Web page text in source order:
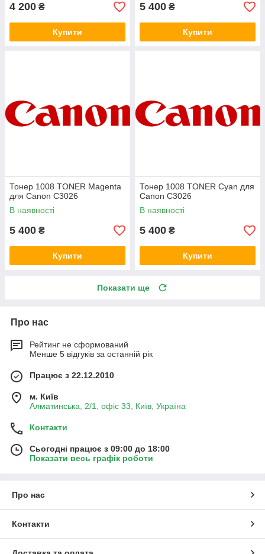
4 200 ₴
Купити
5 400 ₴
Купити
Тонер 1008 TONER Magenta
для Canon C3026
В наявності
5 400 ₴
Купити
Тонер 1008 TONER Cyan для
Canon C3026
В наявності
5 400 ₴
Купити
Показати ще
Про нас
Рейтинг не сформований
Менше 5 відгуків за останній рік
Працює з 22.12.2010
м. Київ
Алматинська, 2/1, офіс 33, Київ, Україна
Контакти
Сьогодні працює з 09:00 до 18:00
Показати весь графік роботи
Про нас
Контакти